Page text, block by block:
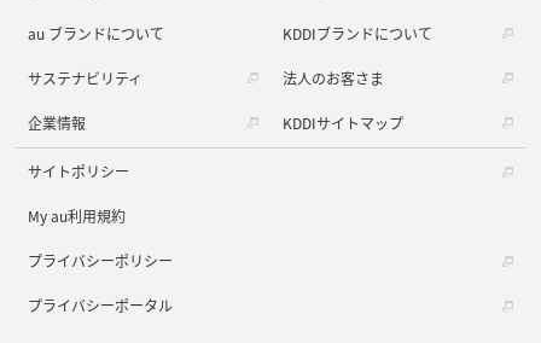
au ブランドについて KDDIブランドについて
サステナビリティ 法人のお客さま
企業情報 KDDIサイトマップ
サイトポリシー
My au利用規約
プライバシーポリシー
プライバシーポータル